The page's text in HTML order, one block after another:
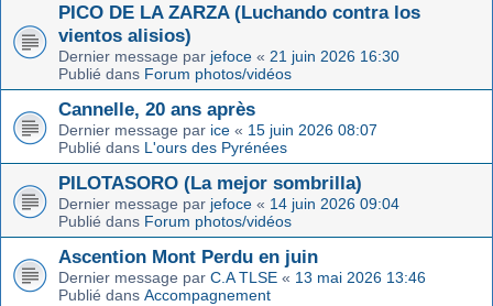
PICO DE LA ZARZA (Luchando contra los
vientos alisios)
Dernier message par jefoce « 21 juin 2026 16:30
Publié dans Forum photos/vidéos
Cannelle, 20 ans après
Dernier message par ice « 15 juin 2026 08:07
Publié dans L'ours des Pyrénées
PILOTASORO (La mejor sombrilla)
Dernier message par jefoce « 14 juin 2026 09:04
Publié dans Forum photos/vidéos
Ascention Mont Perdu en juin
Dernier message par C.A TLSE « 13 mai 2026 13:46
Publié dans Accompagnement